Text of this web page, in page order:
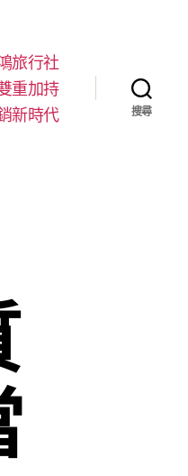
旅行社
重加持
新時代
搜尋